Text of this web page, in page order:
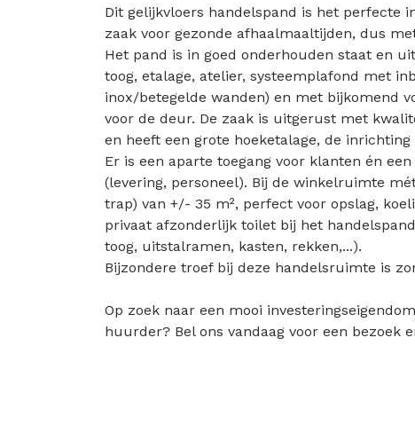
Dit gelijkvloers handelspand is het perfecte
zaak voor gezonde afhaalmaaltijden, dus
Het pand is in goed onderhouden staat en
toog, etalage, atelier, systeemplafond met
inox/betegelde wanden) en met bijkomend
voor de deur. De zaak is uitgerust met
en heeft een grote hoeketalage, de
Er is een aparte toegang voor klanten én
(levering, personeel). Bij de winkelruimte
trap) van +/- 35 m², perfect voor opslag,
privaat afzonderlijk toilet bij het
toog, uitstalramen, kasten, rekken,...).
Bijzondere troef bij deze handelsruimte is
Op zoek naar een mooi
huurder? Bel ons vandaag voor een bezoek